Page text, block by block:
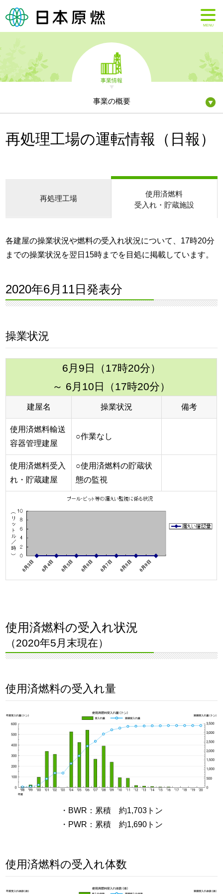
MENU
事業情報
事業の概要
再処理工場の運転情報（日報）
再処理工場
使用済燃料
受入れ・貯蔵施設
各建屋の操業状況や燃料の受入れ状況について、17時20分
までの操業状況を翌日15時までを目処に掲載しています。
2020年6月11日発表分
操業状況
6月9日（17時20分）
～ 6月10日（17時20分）
建屋名 操業状況 備考
使用済燃料輸送
容器管理建屋
○作業なし
使用済燃料受入
れ・貯蔵建屋
○使用済燃料の貯蔵状
態の監視
使用済燃料の受入れ状況
（2020年5月末現在）
使用済燃料の受入れ量
・BWR：累積 約1,703トン
・PWR：累積 約1,690トン
使用済燃料の受入れ体数